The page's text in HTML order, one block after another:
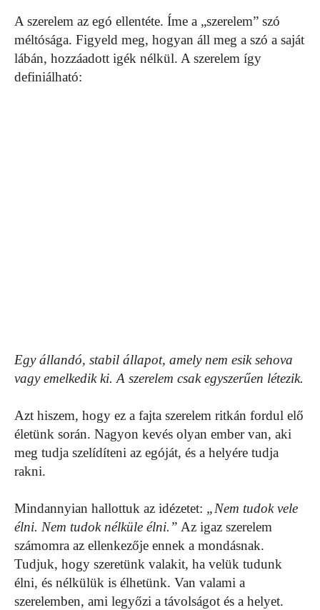
A szerelem az egó ellentéte. Íme a „szerelem” szó
méltósága. Figyeld meg, hogyan áll meg a szó a saját
lábán, hozzáadott igék nélkül. A szerelem így
definiálható:
Egy állandó, stabil állapot, amely nem esik sehova
vagy emelkedik ki. A szerelem csak egyszerűen létezik.
Azt hiszem, hogy ez a fajta szerelem ritkán fordul elő
életünk során. Nagyon kevés olyan ember van, aki
meg tudja szelídíteni az egóját, és a helyére tudja
rakni.
Mindannyian hallottuk az idézetet: „Nem tudok vele
élni. Nem tudok nélküle élni.” Az igaz szerelem
számomra az ellenkezője ennek a mondásnak.
Tudjuk, hogy szeretünk valakit, ha velük tudunk
élni, és nélkülük is élhetünk. Van valami a
szerelemben, ami legyőzi a távolságot és a helyet.